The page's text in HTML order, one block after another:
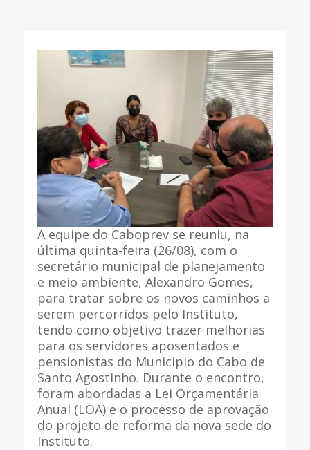
A equipe do Caboprev se reuniu, na
última quinta-feira (26/08), com o
secretário municipal de planejamento
e meio ambiente, Alexandro Gomes,
para tratar sobre os novos caminhos a
serem percorridos pelo Instituto,
tendo como objetivo trazer melhorias
para os servidores aposentados e
pensionistas do Município do Cabo de
Santo Agostinho. Durante o encontro,
foram abordadas a Lei Orçamentária
Anual (LOA) e o processo de aprovação
do projeto de reforma da nova sede do
Instituto.